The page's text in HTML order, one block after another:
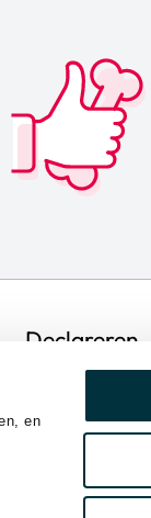
en
Declareren